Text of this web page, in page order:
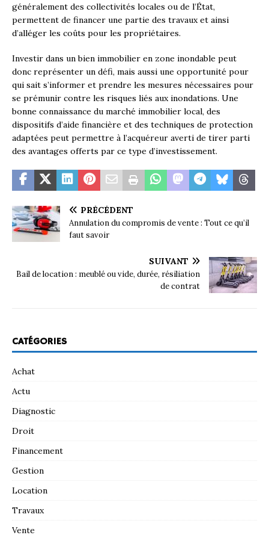
généralement des collectivités locales ou de l’État,
permettent de financer une partie des travaux et ainsi
d’alléger les coûts pour les propriétaires.
Investir dans un bien immobilier en zone inondable peut
donc représenter un défi, mais aussi une opportunité pour
qui sait s’informer et prendre les mesures nécessaires pour
se prémunir contre les risques liés aux inondations. Une
bonne connaissance du marché immobilier local, des
dispositifs d’aide financière et des techniques de protection
adaptées peut permettre à l’acquéreur averti de tirer parti
des avantages offerts par ce type d’investissement.
PRÉCÉDENT
Annulation du compromis de vente : Tout ce qu’il
faut savoir
SUIVANT
Bail de location : meublé ou vide, durée, résiliation
de contrat
CATÉGORIES
Achat
Actu
Diagnostic
Droit
Financement
Gestion
Location
Travaux
Vente